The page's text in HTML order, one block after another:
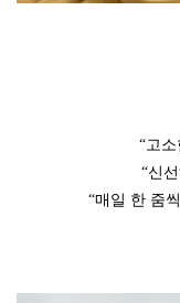
“고
“신
“매일 한 줌